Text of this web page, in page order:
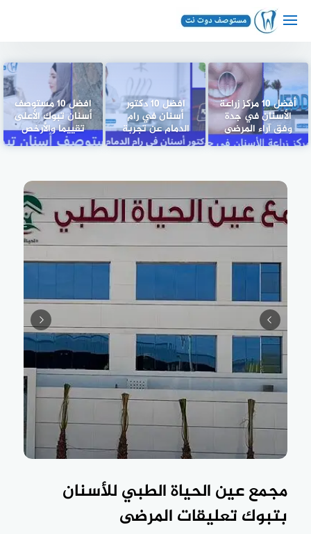
أفضل 10 مركز زراعة
الأسنان في جدة
وفق آراء المرضى
افضل 10 دكتور
أسنان في رام
الدمام عن تجربة
افضل 10 مستوصف
أسنان تبوك الأعلى
تقييما والأرخص
مجمع عين الحياة الطبي للأسنان
بتبوك تعليقات المرضى